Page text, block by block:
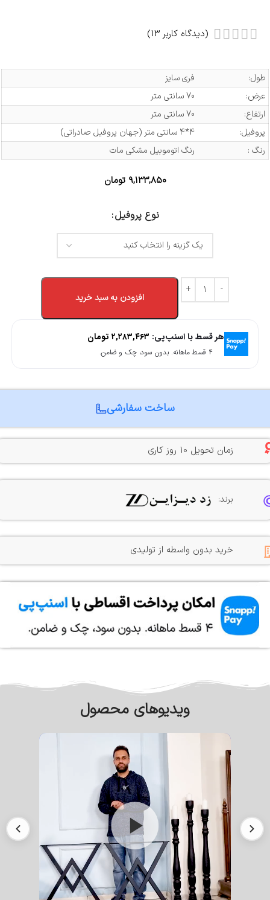
(دیدگاه کاربر 13
)
طول:
فری سایز
عرض:
70 سانتی متر
ارتفاع:
70 سانتی متر
پروفیل:
4*4 سانتی متر (جهان پروفیل صادراتی)
رنگ :
رنگ اتوموبیل مشکی مات
۹,۱۳۳,۸۵۰ تومان
نوع پروفیل
افزودن به سبد خرید
هر قسط با اسنپ‌پی: ۲,۲۸۳,۴۶۳ تومان
۴ قسط ماهانه. بدون سود، چک و ضامن.
ساخت سفارشی
زمان تحویل 10 روز کاری
برند:
خرید بدون واسطه از تولیدی
ویدیوهای محصول